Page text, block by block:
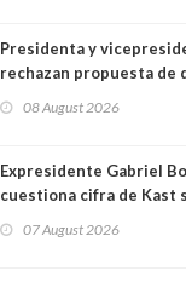
Presidenta y
rechazan propuesta de
"Constituye un camino
08 August 2026
Expresidente Gabriel
cuestiona cifra de Kast
07 August 2026